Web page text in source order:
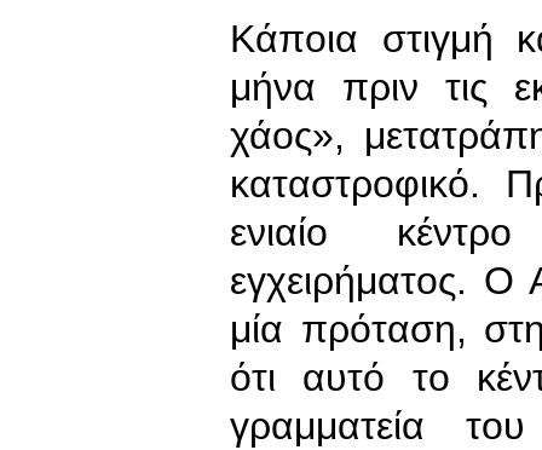
Κάποια στιγμή
μήνα πριν τις
χάος»,
καταστροφικό.
ενιαίο
εγχειρήματος. Ο
μία πρόταση,
ότι αυτό το
γραμματεία